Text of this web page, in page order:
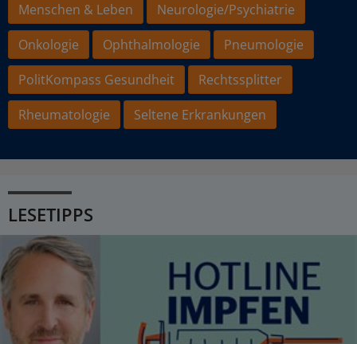
Menschen & Leben
Neurologie/Psychiatrie
Onkologie
Ophthalmologie
Pneumologie
PolitKompass Gesundheit
Rechtssplitter
Rheumatologie
Seltene Erkrankungen
LESETIPPS